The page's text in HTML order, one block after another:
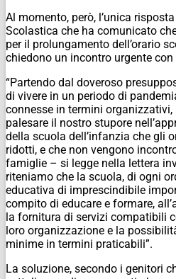
Al momento, però, l’unica
Scolastica che ha comunicato
per il prolungamento dell’orario
chiedono un incontro urgente
“Partendo dal doveroso
di vivere in un periodo di
connesse in termini
palesare il nostro stupore
della scuola dell’infanzia che gli
ridotti, e che non vengono
famiglie – si legge nella lettera
riteniamo che la scuola, di ogni
educativa di imprescindibile
compito di educare e formare,
la fornitura di servizi compatibili
loro organizzazione e la
minime in termini praticabili”.
La soluzione, secondo i genitori